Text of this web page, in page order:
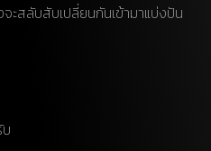
ะสลับสับเปลี่ยนกันเข้ามาแบ่งปัน